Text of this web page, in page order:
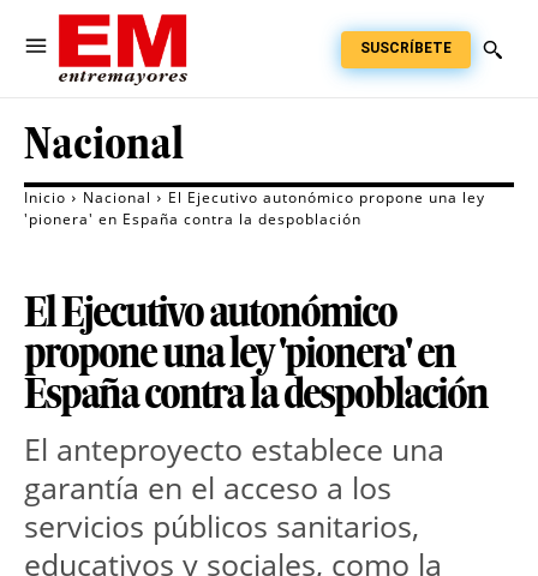
SUSCRÍBETE
Nacional
Inicio Nacional
El Ejecutivo autonómico propone una ley
'pionera' en España contra la despoblación
El Ejecutivo autonómico
propone una ley 'pionera' en
España contra la despoblación
El anteproyecto establece una
garantía en el acceso a los
servicios públicos sanitarios,
educativos y sociales, como la